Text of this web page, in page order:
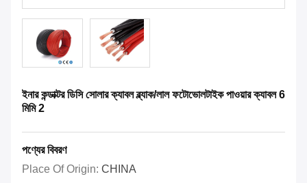
ইনার কন্ডাক্টর ডিসি সোলার ক্যাবল ব্ল্যাক/লাল ফটোভোলটাইক পাওয়ার ক্যাবল 6
মিমি 2
পণ্যের বিবরণ
Place Of Origin: CHINA